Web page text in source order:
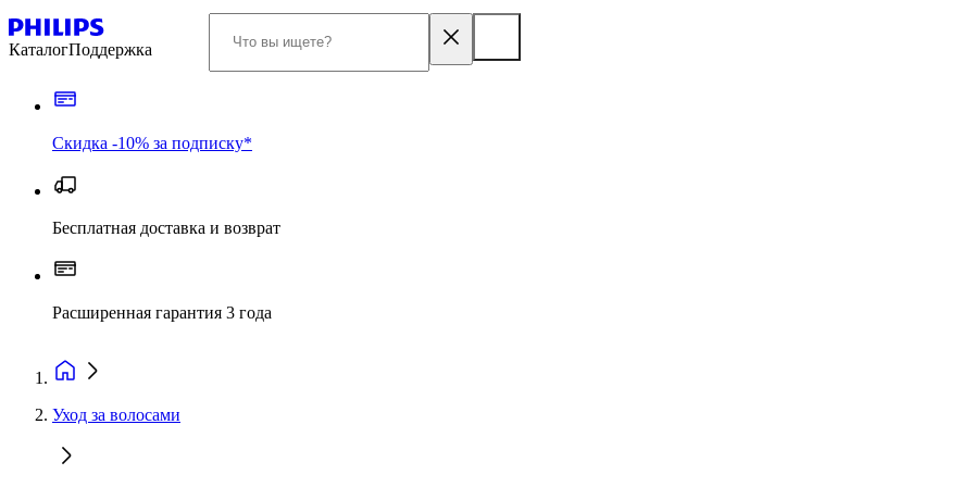
КаталогПоддержка
Скидка -10% за подписку*
Бесплатная доставка и возврат
Расширенная гарантия 3 года
Уход за волосами